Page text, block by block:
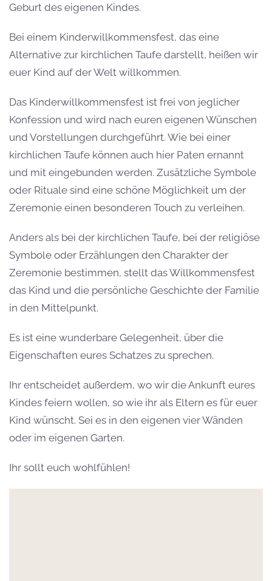
Geburt des eigenen Kindes.
Bei einem Kinderwillkommensfest, das eine
Alternative zur kirchlichen Taufe darstellt, heißen wir
euer Kind auf der Welt willkommen.
Das Kinderwillkommensfest ist frei von jeglicher
Konfession und wird nach euren eigenen Wünschen
und Vorstellungen durchgeführt. Wie bei einer
kirchlichen Taufe können auch hier Paten ernannt
und mit eingebunden werden. Zusätzliche Symbole
oder Rituale sind eine schöne Möglichkeit um der
Zeremonie einen besonderen Touch zu verleihen.
Anders als bei der kirchlichen Taufe, bei der religiöse
Symbole oder Erzählungen den Charakter der
Zeremonie bestimmen, stellt das Willkommensfest
das Kind und die persönliche Geschichte der Familie
in den Mittelpunkt.
Es ist eine wunderbare Gelegenheit, über die
Eigenschaften eures Schatzes zu sprechen.
Ihr entscheidet außerdem, wo wir die Ankunft eures
Kindes feiern wollen, so wie ihr als Eltern es für euer
Kind wünscht. Sei es in den eigenen vier Wänden
oder im eigenen Garten.
Ihr sollt euch wohlfühlen!